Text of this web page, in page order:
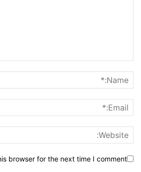
browser for the next time I comment.